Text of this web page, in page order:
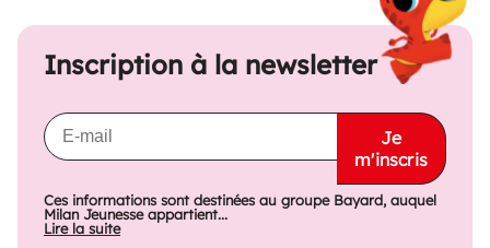
Inscription à la newsletter
Je
m'inscris
Ces informations sont destinées au groupe Bayard, auquel
Milan Jeunesse appartient...
Lire la suite